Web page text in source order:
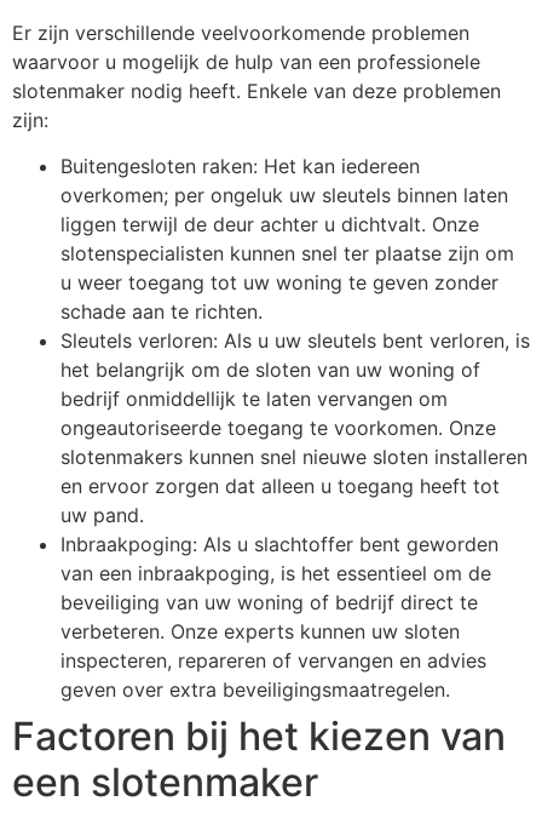
Er zijn verschillende veelvoorkomende problemen
waarvoor u mogelijk de hulp van een professionele
slotenmaker nodig heeft. Enkele van deze problemen
zijn:
Buitengesloten raken: Het kan iedereen
overkomen; per ongeluk uw sleutels binnen laten
liggen terwijl de deur achter u dichtvalt. Onze
slotenspecialisten kunnen snel ter plaatse zijn om
u weer toegang tot uw woning te geven zonder
schade aan te richten.
Sleutels verloren: Als u uw sleutels bent verloren, is
het belangrijk om de sloten van uw woning of
bedrijf onmiddellijk te laten vervangen om
ongeautoriseerde toegang te voorkomen. Onze
slotenmakers kunnen snel nieuwe sloten installeren
en ervoor zorgen dat alleen u toegang heeft tot
uw pand.
Inbraakpoging: Als u slachtoffer bent geworden
van een inbraakpoging, is het essentieel om de
beveiliging van uw woning of bedrijf direct te
verbeteren. Onze experts kunnen uw sloten
inspecteren, repareren of vervangen en advies
geven over extra beveiligingsmaatregelen.
Factoren bij het kiezen van
een slotenmaker